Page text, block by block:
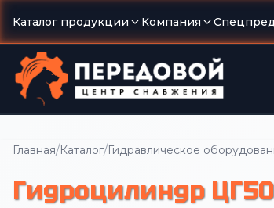
Каталог продукции Компания
Главная/Каталог/Гидравлическое
Гидроцилиндр